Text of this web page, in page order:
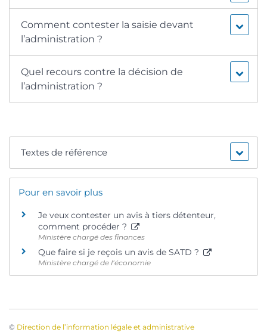
Comment contester la saisie devant
l’administration ?
Quel recours contre la décision de
l’administration ?
Textes de référence
Pour en savoir plus
Je veux contester un avis à tiers détenteur,
comment procéder ?
Ministère chargé des finances
Que faire si je reçois un avis de SATD ?
Ministère chargé de l’économie
© Direction de l’information légale et administrative